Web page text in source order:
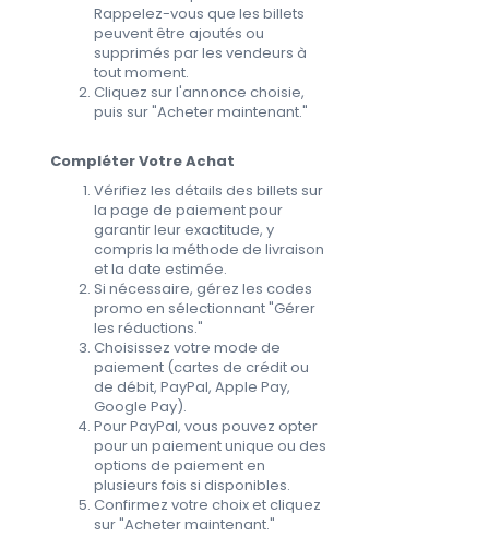
Rappelez-vous que les billets
peuvent être ajoutés ou
supprimés par les vendeurs à
tout moment.
Cliquez sur l'annonce choisie,
puis sur "Acheter maintenant."
Compléter Votre Achat
Vérifiez les détails des billets sur
la page de paiement pour
garantir leur exactitude, y
compris la méthode de livraison
et la date estimée.
Si nécessaire, gérez les codes
promo en sélectionnant "Gérer
les réductions."
Choisissez votre mode de
paiement (cartes de crédit ou
de débit, PayPal, Apple Pay,
Google Pay).
Pour PayPal, vous pouvez opter
pour un paiement unique ou des
options de paiement en
plusieurs fois si disponibles.
Confirmez votre choix et cliquez
sur "Acheter maintenant."